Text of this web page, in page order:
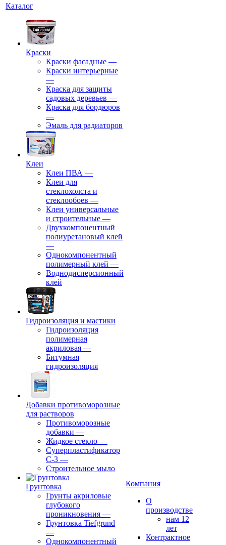
Каталог
Краски
Краски фасадные —
Краски интерьерные
—
Краска для защиты
садовых деревьев —
⁠Краска для бордюров
—
Эмаль для радиаторов
Клеи
Клеи ПВА —
Клеи для
стеклохолста и
стеклообоев —
Клеи универсальные
и строительные —
Двухкомпонентный
полиуретановый клей
—
Однокомпонентный
полимерный клей —
Воднодисперсионный
клей
Гидроизоляция и мастики
Гидроизоляция
полимерная
акриловая —
Битумная
гидроизоляция
Добавки противоморозные
для растворов
Противоморозные
добавки —
Жидкое стекло —
Суперпластификатор
С-3 —
Строительное мыло
Грунтовка
Грунты акриловые
глубокого
проникновения —
Грунтовка Tiefgrund
—
Однокомпонентный
Компания
О
производстве
нам 12
лет
Контрактное